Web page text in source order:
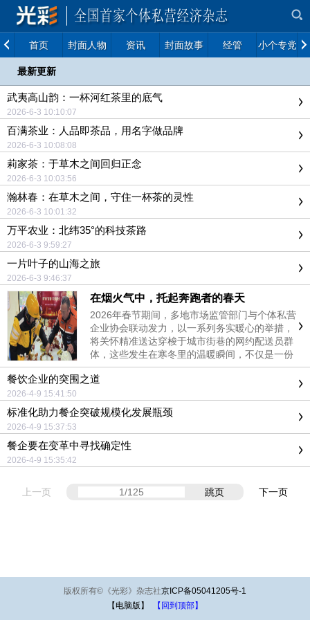
首页 封面人物 资讯 封面故事 经管 小个专党建
最新更新
武夷高山韵：一杯河红茶里的底气
2026-6-3 10:10:07
百满茶业：人品即茶品，用名字做品牌
2026-6-3 10:08:08
莉家茶：于草木之间回归正念
2026-6-3 10:03:56
瀚林春：在草木之间，守住一杯茶的灵性
2026-6-3 10:01:32
万平农业：北纬35°的科技茶路
2026-6-3 9:59:27
一片叶子的山海之旅
2026-6-3 9:46:37
在烟火气中，托起奔跑者的春天
2026年春节期间，多地市场监管部门与个体私营
企业协会联动发力，以一系列务实暖心的举措，
将关怀精准送达穿梭于城市街巷的网约配送员群
体，这些发生在寒冬里的温暖瞬间，不仅是一份
节日的问候，更是一座城市与奔跑者之间的深情
对话
餐饮企业的突围之道
2026-4-9 15:41:50
标准化助力餐企突破规模化发展瓶颈
2026-4-9 15:37:53
餐企要在变革中寻找确定性
2026-4-9 15:35:42
上一页 跳页 下一页
版权所有© 《光彩》杂志社京ICP备05041205号-1
【电脑版】
【回到顶部】